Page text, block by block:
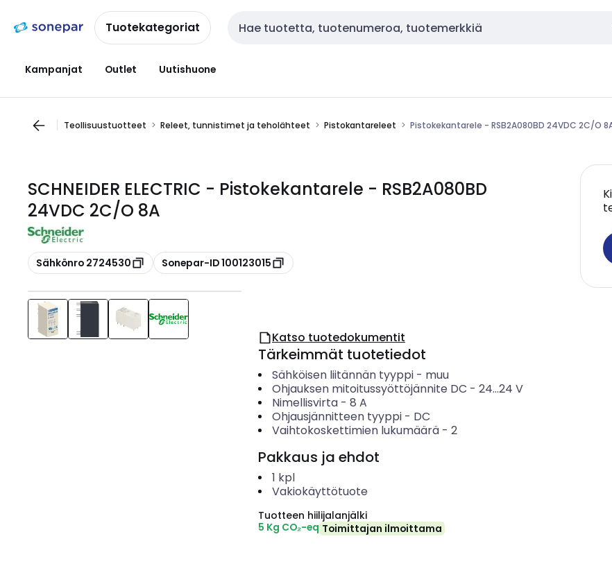
navigointiinsisältöönTuotekategoriat Haku
Kampanjat Outlet Uutishuone
Teollisuustuotteet Releet, tunnistimet ja teholähteet Pistokantareleet Pistokekantarele - RSB2A080BD 24VDC 2C/O
SCHNEIDER ELECTRIC - Pistokekantarele - RSB2A080BD
24VDC 2C/O 8A
Kopioi
Sähkönro 2724530 Kopioi
Sonepar-ID 100123015
Katso tuotedokumentit
Tärkeimmät tuotetiedot
Sähköisen liitännän tyyppi- muu
Ohjauksen mitoitussyöttöjännite DC - 24...24 V
Nimellisvirta- 8 A
Ohjausjännitteen tyyppi- DC
Vaihtokoskettimien lukumäärä- 2
Pakkaus ja ehdot
1 kpl
Vakiokäyttötuote
Tuotteen hiilijalanjälki
5 Kg CO₂-eq Toimittajan ilmoittama